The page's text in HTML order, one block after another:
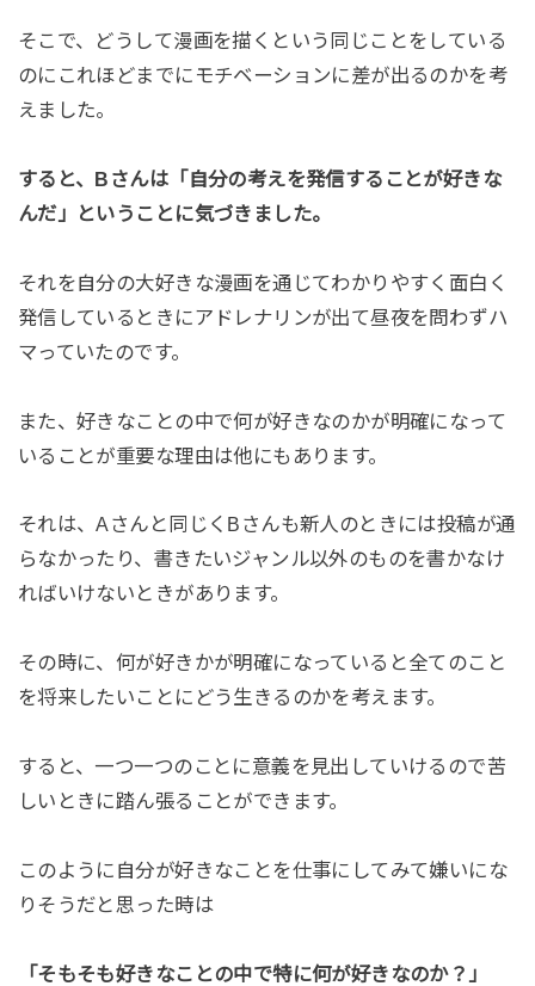
そこで、どうして漫画を描くという同じことをしている
のにこれほどまでにモチベーションに差が出るのかを考
えました。
すると、Bさんは「自分の考えを発信することが好きな
んだ」ということに気づきました。
それを自分の大好きな漫画を通じてわかりやすく面白く
発信しているときにアドレナリンが出て昼夜を問わずハ
マっていたのです。
また、好きなことの中で何が好きなのかが明確になって
いることが重要な理由は他にもあります。
それは、Aさんと同じくBさんも新人のときには投稿が通
らなかったり、書きたいジャンル以外のものを書かなけ
ればいけないときがあります。
その時に、何が好きかが明確になっていると全てのこと
を将来したいことにどう生きるのかを考えます。
すると、一つ一つのことに意義を見出していけるので苦
しいときに踏ん張ることができます。
このように自分が好きなことを仕事にしてみて嫌いにな
りそうだと思った時は
「そもそも好きなことの中で特に何が好きなのか？」